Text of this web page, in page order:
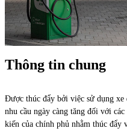
Thông tin chung
Được thúc đẩy bởi việc sử dụng xe
nhu cầu ngày càng tăng đối với
kiến của chính phủ nhằm thúc đẩy